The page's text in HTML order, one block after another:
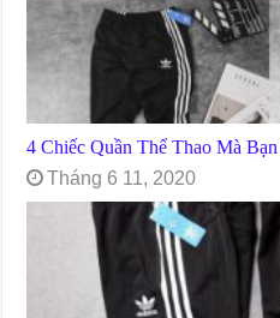
4 Chiếc Quần Thể Thao Mà
Tháng 6 11, 2020